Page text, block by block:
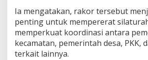
Ia mengatakan, rakor tersebut
penting untuk mempererat
memperkuat koordinasi antara
kecamatan, pemerintah desa, PKK,
terkait lainnya.